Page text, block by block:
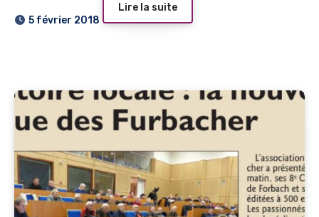
5 février 2018
Lire la suite